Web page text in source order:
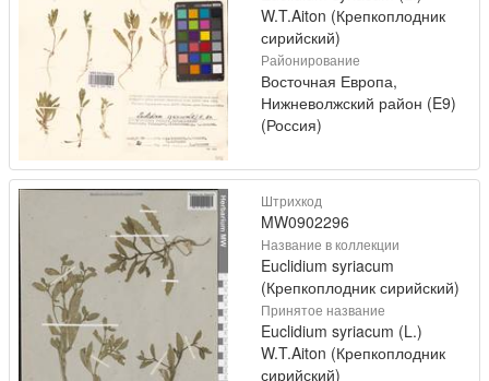
W.T.Aiton (Крепкоплодник
сирийский)
Районирование
Восточная Европа,
Нижневолжский район (E9)
(Россия)
Штрихкод
MW0902296
Название в коллекции
Euclidium syriacum
(Крепкоплодник сирийский)
Принятое название
Euclidium syriacum (L.)
W.T.Aiton (Крепкоплодник
сирийский)